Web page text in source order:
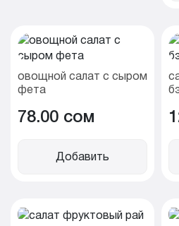
овощной салат с сыром
фета
78.00 cом
Добавить